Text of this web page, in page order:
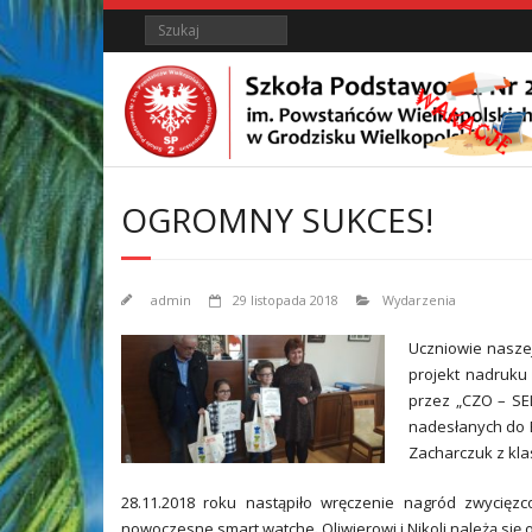
Skip
to
Content
Skip
to
content
Search
OGROMNY SUKCES!
admin 29 listopada 2018 Wydarzenia
Uczniowie
projekt nadruku
przez „CZO –
nadesłanych do
Zacharczuk z
28.11.2018 roku nastąpiło wręczenie nagród